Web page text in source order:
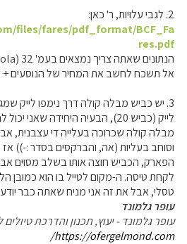
2. לגבי עלויות, ר' כאן:
files/fares/pdf_format/BCF_Fa
res.pdf
אל תשכח לחשב את המחיר של הנוסעים +
3. יש כביש מבלה קולה דרך נימפו לייק
לייק (כביש 20), הבעיה היחידה
מבלה קולה שכרוכה בעלייה די עצבנית,
וסוחב בעליות (אה, והברקסים בסדר :-)) אז
הפארק, הכביש חוצה אותו בשלב מסוים
לקחת טיסה. ה-מקום לטייל בו הוא כמובן
טסלי, אבל את זה אני מניח שאתה כבר
עופר גלמונד
עופר גלמונד - יעוץ, תכנון והדרכת
https://ofergelmond.com/